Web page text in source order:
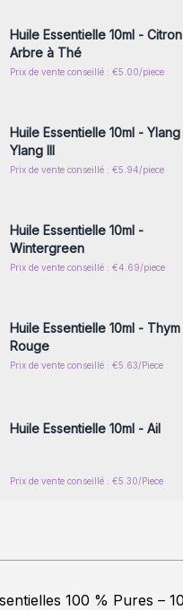
Huile Essentielle 10ml - Citron
Arbre à Thé
Prix de vente conseillé : €5.00/piece
Connectez-vous ou inscrivez-
Huile Essentielle 10ml - Ylang
Ylang III
Prix de vente conseillé : €5.94/piece
Connectez-vous ou inscrivez-
Huile Essentielle 10ml -
Wintergreen
Prix de vente conseillé : €4.69/piece
Connectez-vous ou inscrivez-
Huile Essentielle 10ml - Thym
Rouge
Prix de vente conseillé : €5.63/Piece
Connectez-vous ou inscrivez-
Huile Essentielle 10ml - Ail
Prix de vente conseillé : €5.30/Piece